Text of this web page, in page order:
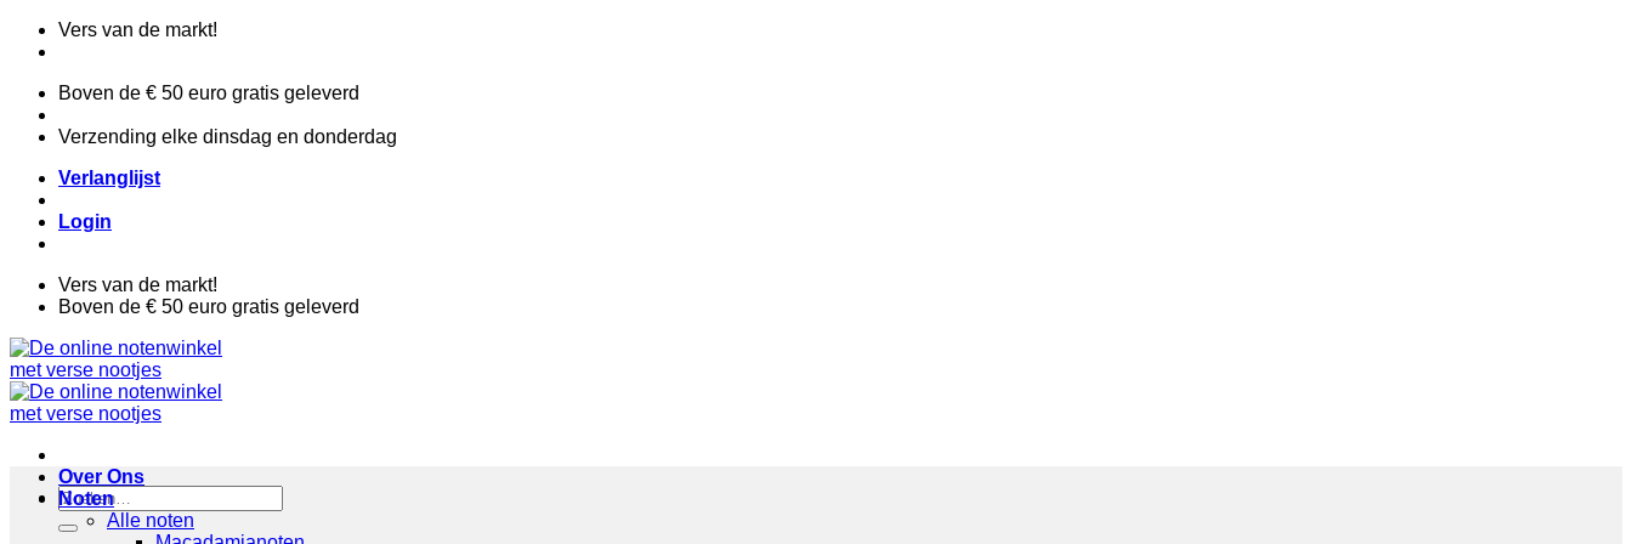
naar
Vers van de markt!
Boven de € 50 euro gratis geleverd
Verzending elke dinsdag en donderdag
Verlanglijst
Login
Vers van de markt!
Boven de € 50 euro gratis geleverd
Zoeken
naar:
Over Ons
Noten
Alle noten